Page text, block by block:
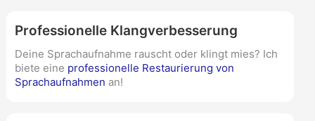
Professionelle Klangverbesserung
Deine Sprachaufnahme rauscht oder klingt mies? Ich
biete eine professionelle Restaurierung von
Sprachaufnahmen an!